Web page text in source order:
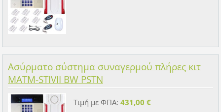
Ασύρματο σύστημα συναγερμού πλήρες κιτ
MATM-STIVII BW PSTN
Τιμή με ΦΠΑ: 431,00 €